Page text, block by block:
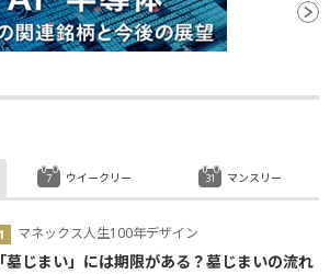
マネックス人生100年デザイン
「墓じまい」には期限がある？墓じまいの流れ
ウイークリー マンスリー